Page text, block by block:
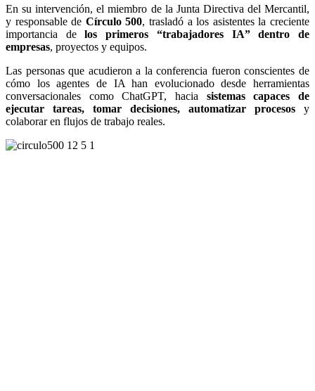
En su intervención, el miembro de la Junta Directiva del Mercantil,
y responsable de Círculo 500, trasladó a los asistentes la creciente
importancia delos primeros “trabajadores IA” dentro de
empresas, proyectos y equipos.
Las personas que acudieron a la conferencia fueron conscientes de
cómo los agentes de IA han evolucionado desde herramientas
conversacionales como ChatGPT, hacia sistemas capaces de
ejecutar tareas, tomar decisiones, automatizar procesos y
colaborar en flujos de trabajo reales.